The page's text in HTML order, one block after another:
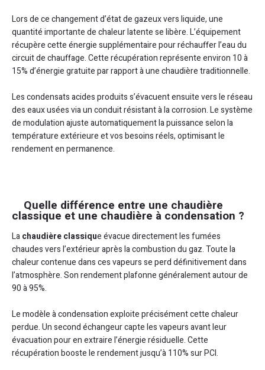
Lors de ce changement d’état de gazeux vers liquide, une
quantité importante de chaleur latente se libère. L’équipement
récupère cette énergie supplémentaire pour réchauffer l’eau du
circuit de chauffage. Cette récupération représente environ 10 à
15% d’énergie gratuite par rapport à une chaudière traditionnelle.
Les condensats acides produits s’évacuent ensuite vers le réseau
des eaux usées via un conduit résistant à la corrosion. Le système
de modulation ajuste automatiquement la puissance selon la
température extérieure et vos besoins réels, optimisant le
rendement en permanence.
Quelle différence entre une chaudière
classique et une chaudière à condensation ?
Lachaudière classique évacue directement les fumées
chaudes vers l’extérieur après la combustion du gaz. Toute la
chaleur contenue dans ces vapeurs se perd définitivement dans
l’atmosphère. Son rendement plafonne généralement autour de
90 à 95%.
Le modèle à condensation exploite précisément cette chaleur
perdue. Un second échangeur capte les vapeurs avant leur
évacuation pour en extraire l’énergie résiduelle. Cette
récupération booste le rendement jusqu’à 110% sur PCI.